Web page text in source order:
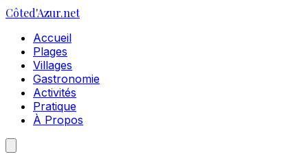
Côted'Azur.net
Accueil
Plages
Villages
Gastronomie
Activités
Pratique
À Propos